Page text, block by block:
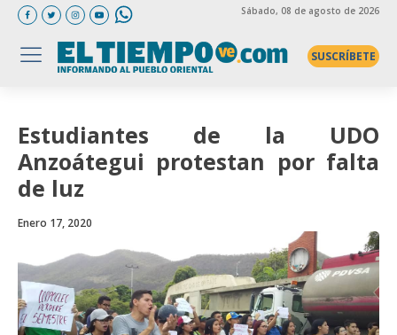
Sábado, 08 de agosto de 2026
SUSCRÍBETE
Estudiantes de la UDO
Anzoátegui protestan por falta
de luz
Enero 17, 2020